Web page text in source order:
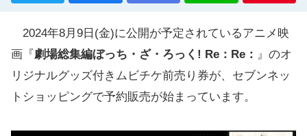
2024年8月9日(金)に公開が予定されているアニメ映
画『劇場総集編ぼっち・ざ・ろっく! Re：Re： 』のオ
リジナルグッズ付きムビチケ前売り券が、セブンネッ
トショッピングで予約販売が始まっています。